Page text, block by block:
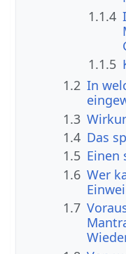
1.1.4
1.1.5
1.2 In
1.3
1.4 Das
1.5 Einen
1.6 Wer
1.7